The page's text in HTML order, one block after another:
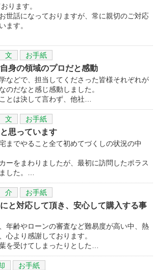
ります。
世話になっておりますが、常に親切のご対応
ます。
文 お手紙
身の領域のプロだと感動
などで、担当してくださった皆様それぞれが
のだなと感じ感動しました。
とは決して言わず、他社…
文 お手紙
思っています
までやること全て初めてづくしの状況の中
ーをまわりましたが、最初に訪問したポラス
した。…
介 お手紙
と対応して頂き、安心して購入する事
年齢やローンの審査など難易度が高い中、熱
心より感謝しております。
を受けてしまったりとした…
お手紙